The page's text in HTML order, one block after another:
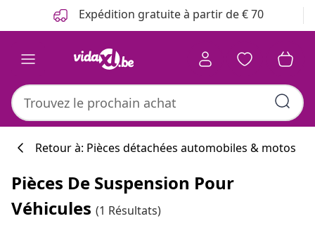
Expédition gratuite à partir de € 70
Retour à: Pièces détachées automobiles & motos
Pièces De Suspension Pour
Véhicules (1 Résultats)